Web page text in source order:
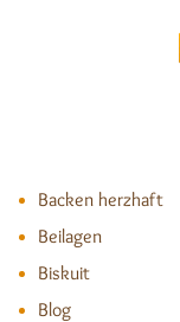
Backen herzhaft
Beilagen
Biskuit
Blog